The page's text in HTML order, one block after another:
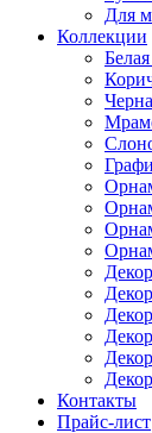
Для
Коллекции
Контакты
Прайс-лист